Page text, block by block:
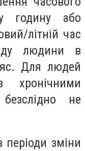
годину або
літній час
людини в
Для людей
хронічними
не
зміни